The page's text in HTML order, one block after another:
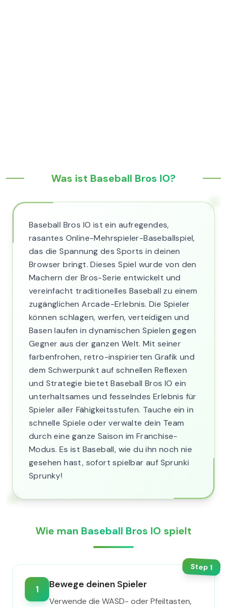
Was ist Baseball Bros IO?
Baseball Bros IO ist ein aufregendes,
rasantes Online-Mehrspieler-Baseballspiel,
das die Spannung des Sports in deinen
Browser bringt. Dieses Spiel wurde von den
Machern der Bros-Serie entwickelt und
vereinfacht traditionelles Baseball zu einem
zugänglichen Arcade-Erlebnis. Die Spieler
können schlagen, werfen, verteidigen und
Basen laufen in dynamischen Spielen gegen
Gegner aus der ganzen Welt. Mit seiner
farbenfrohen, retro-inspirierten Grafik und
dem Schwerpunkt auf schnellen Reflexen
und Strategie bietet Baseball Bros IO ein
unterhaltsames und fesselndes Erlebnis für
Spieler aller Fähigkeitsstufen. Tauche ein in
schnelle Spiele oder verwalte dein Team
durch eine ganze Saison im Franchise-
Modus. Es ist Baseball, wie du ihn noch nie
gesehen hast, sofort spielbar auf Sprunki
Sprunky!
Wie man Baseball Bros IO spielt
Step1
1 Bewege deinen Spieler
Verwende die WASD- oder Pfeiltasten,